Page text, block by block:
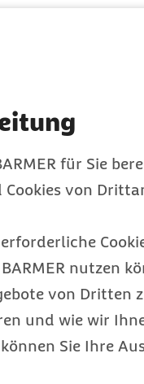
für Sie
Cookies von
nutzen
von Dritten
und wie wir
Sie Ihre